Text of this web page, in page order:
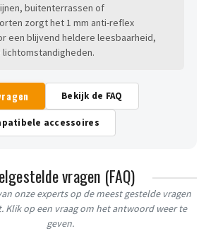
buitenterrassen of
zorgt het 1 mm anti-reflex
een blijvend heldere leesbaarheid,
Bekijk de FAQ
accessoires
vragen (FAQ)
onze experts op de meest gestelde vragen
Klik op een vraag om het antwoord weer te
geven.